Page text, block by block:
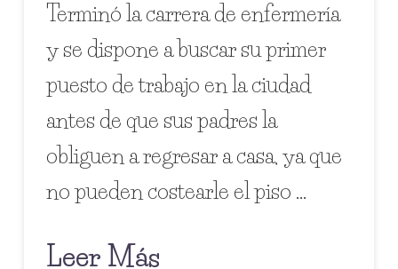
Terminó la carrera de enfermería
y se dispone a buscar su primer
puesto de trabajo en la ciudad
antes de que sus padres la
obliguen a regresar a casa, ya que
no pueden costearle el piso …
Leer Más